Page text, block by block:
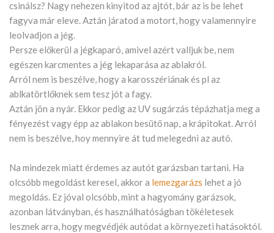
csinálsz? Nagy nehezen kinyitod az ajtót, bár az is be lehet
fagyva már eleve. Aztán járatod a motort, hogy valamennyire
leolvadjon a jég.
Persze előkerül a jégkaparó, amivel azért valljuk be, nem
egészen karcmentes a jég lekaparása az ablakról.
Arról nem is beszélve, hogy a karosszériának és pl az
ablkatörtlőknek sem tesz jót a fagy.
Aztán jön a nyár. Ekkor pedig az UV sugárzás tépázhatja meg a
fényezést vagy épp az ablakon besütő nap, a krápitokat. Arról
nem is beszélve, hoy mennyire át tud melegedni az autó.
Na mindezek miatt érdemes az autót garázsban tartani. Ha
olcsóbb megoldást keresel, akkor a lemezgarázs lehet a jó
megoldás. Ez jóval olcsóbb, mint a hagyomány garázsok,
azonban látványban, és használhatóságban tökéletesek
lesznek arra, hogy megvédjék autódat a környezeti hatásoktól.